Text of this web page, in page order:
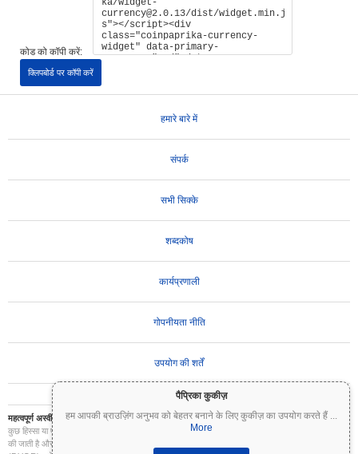
पैप्रिका कुकीज़
हम आपकी ब्राउज़िंग अनुभव को बेहतर बनाने के लिए कुकीज़ का उपयोग करते हैं ...
More
कोड को कॉपी करें:
क्लिपबोर्ड पर कॉपी करें
हमारे बारे में
संपर्क
सभी सिक्के
शब्दकोष
कार्यप्रणाली
गोपनीयता नीति
उपयोग की शर्तें
महत्वपूर्ण अस्वीकरण:क्रिप्टोकरेंसी अत्यधिक अस्थिर हैं और इनमें महत्वपूर्ण जोखिम शामिल है। आप अपने निवेश का
कुछ हिस्सा या पूरा निवेश खो सकते हैं। Coinpaprika पर सभी जानकारी केवल सूचनात्मक उद्देश्यों के लिए प्रदान
की जाती है और यह वित्तीय या निवेश सलाह नहीं है। निवेश के निर्णय लेने से पहले हमेशा अपना स्वयं का शोध